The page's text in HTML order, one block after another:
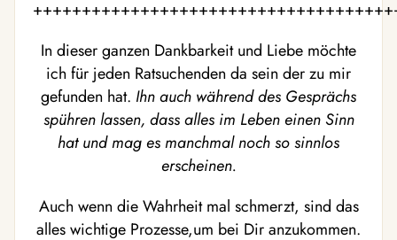
In dieser ganzen Dankbarkeit und Liebe möchte
ich für jeden Ratsuchenden da sein der zu mir
gefunden hat. Ihn auch während des Gesprächs
spühren lassen, dass alles im Leben einen Sinn
hat und mag es manchmal noch so sinnlos
erscheinen.
Auch wenn die Wahrheit mal schmerzt, sind das
alles wichtige Prozesse,um bei Dir anzukommen.